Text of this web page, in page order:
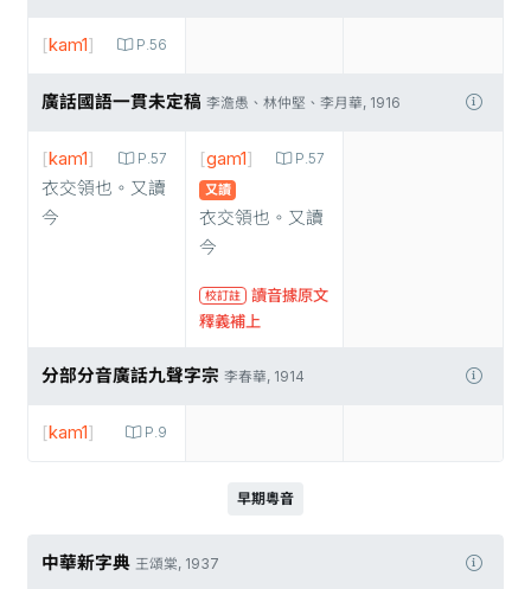
P.56
[kam1]
廣話國語一貫未定稿 李澹愚、林仲堅、李月華, 1916
P.57
[kam1]
衣交領也。又讀
今
P.57
[gam1]
又讀
衣交領也。又讀
今
校訂註
讀音據原文
釋義補上
分部分音廣話九聲字宗 李春華, 1914
P.9
[kam1]
早期粵音
中華新字典 王頌棠, 1937